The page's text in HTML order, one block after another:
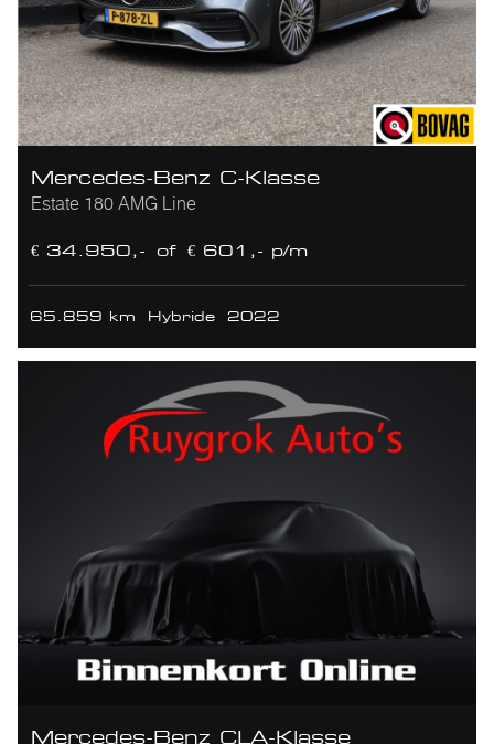
Mercedes-Benz C-Klasse
Estate 180 AMG Line
€ 34.950,- of € 601,- p/m
65.859 km Hybride 2022
Mercedes-Benz CLA-Klasse